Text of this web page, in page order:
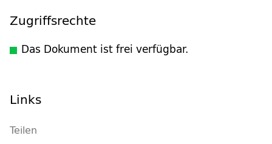
Zugriffsrechte
Das Dokument ist frei verfügbar.
Links
Teilen